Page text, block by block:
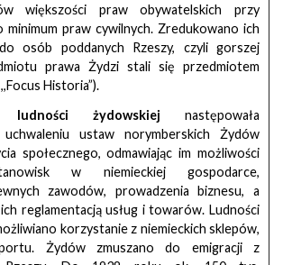
większości praw obywatelskich przy
minimum praw cywilnych. Zredukowano ich
osób poddanych Rzeszy, czyli gorszej
prawa Żydzi stali się przedmiotem
Historia”).
ludności żydowskiej następowała
ustaw norymberskich Żydów
społecznego, odmawiając im możliwości
w niemieckiej gospodarce,
zawodów, prowadzenia biznesu, a
reglamentacją usług i towarów. Ludności
korzystanie z niemieckich sklepów,
Żydów zmuszano do emigracji z